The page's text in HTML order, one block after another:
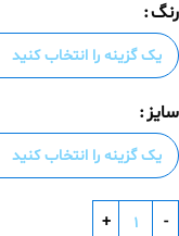
رنگ
سایز